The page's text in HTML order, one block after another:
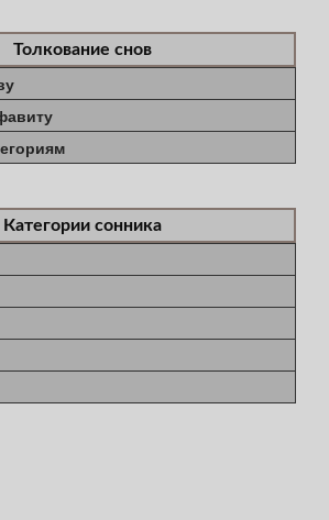
Толкование снов
Категории сонника